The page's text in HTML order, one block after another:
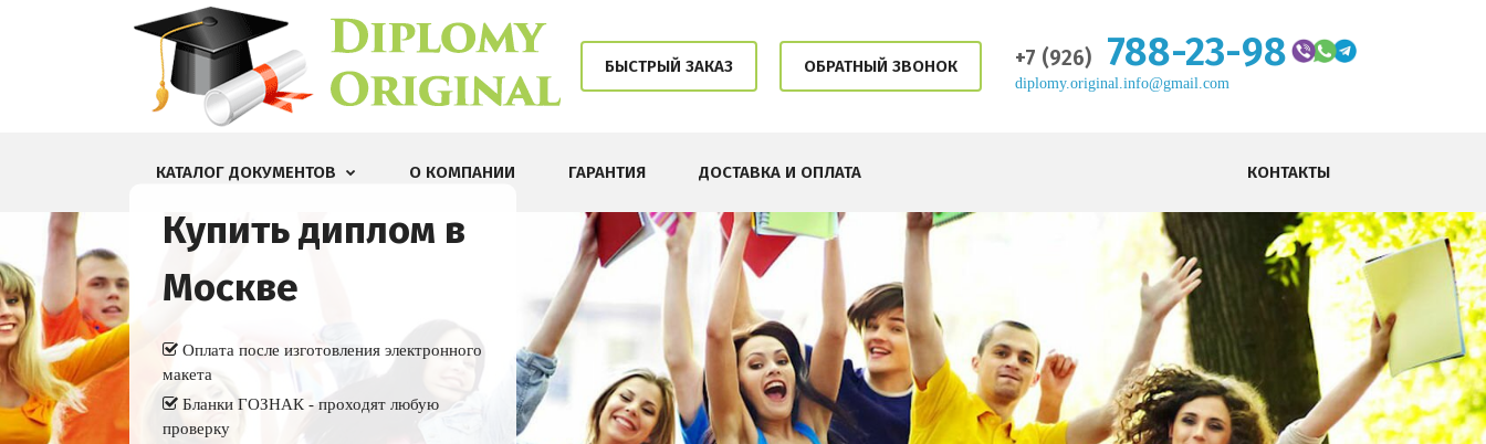
БЫСТРЫЙ ЗАКАЗ ОБРАТНЫЙ ЗВОНОК +7 (926) 788-23-98
diplomy.original.info@gmail.com
КАТАЛОГ ДОКУМЕНТОВ О КОМПАНИИ ГАРАНТИЯ ДОСТАВКА И ОПЛАТА КОНТАКТЫ
Купить диплом в
Москве
Оплата после изготовления электронного
макета
Бланки ГОЗНАК - проходят любую
проверку